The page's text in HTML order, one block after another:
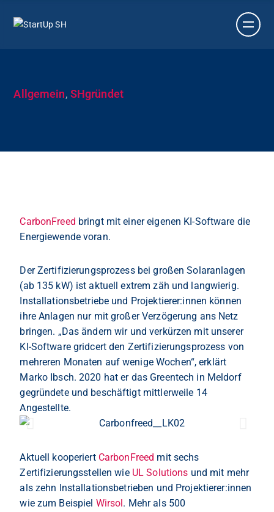
Allgemein, SHgründet
CarbonFreed bringt mit einer eigenen KI-Software die
Energiewende voran.
Der Zertifizierungsprozess bei großen Solaranlagen
(ab 135 kW) ist aktuell extrem zäh und langwierig.
Installationsbetriebe und Projektierer:innen können
ihre Anlagen nur mit großer Verzögerung ans Netz
bringen. „Das ändern wir und verkürzen mit unserer
KI-Software gridcert den Zertifizierungsprozess von
mehreren Monaten auf wenige Wochen“, erklärt
Marko Ibsch. 2020 hat er das Greentech in Meldorf
gegründete und beschäftigt mittlerweile 14
Angestellte.
Aktuell kooperiert CarbonFreed mit sechs
Zertifizierungsstellen wie UL Solutions und mit mehr
als zehn Installationsbetrieben und Projektierer:innen
wie zum Beispiel Wirsol. Mehr als 500